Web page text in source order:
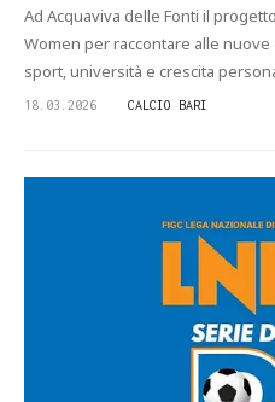
Ad Acquaviva delle Fonti il
Women per raccontare alle
sport, università e crescita
18.03.2026 CALCIO BARI